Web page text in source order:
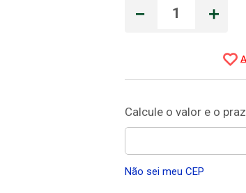
＋
－
Não sei meu CEP